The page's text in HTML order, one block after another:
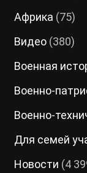
Африка (75)
Видео(380)
Военная
Военно-
Военно-
Для семей
Новости (4